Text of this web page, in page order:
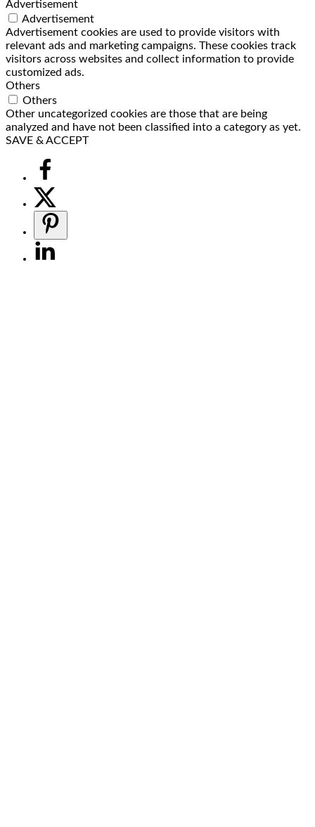
Advertisement
Advertisement
Advertisement cookies are used to provide visitors with
relevant ads and marketing campaigns. These cookies track
visitors across websites and collect information to provide
customized ads.
Others
Others
Other uncategorized cookies are those that are being
analyzed and have not been classified into a category as yet.
SAVE & ACCEPT